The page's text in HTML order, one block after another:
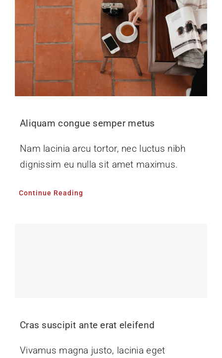
Aliquam congue semper metus
Nam lacinia arcu tortor, nec luctus nibh
dignissim eu nulla sit amet maximus.
Continue Reading
Cras suscipit ante erat eleifend
Vivamus magna justo, lacinia eget